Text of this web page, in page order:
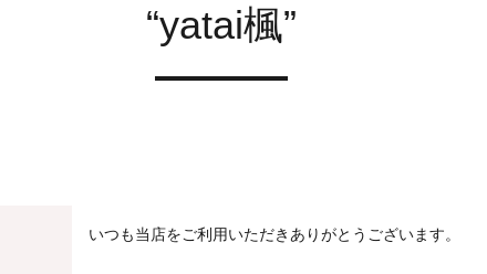
“yatai楓”
いつも当店をご利用いただきありがとうございます。